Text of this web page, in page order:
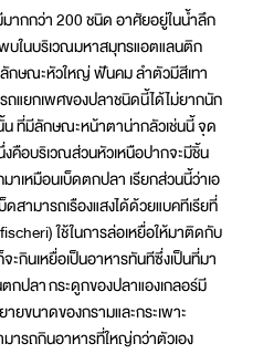
ากกว่า 200 ชนิด อาศัยอยู่ในน้ำลึก
บในบริเวณมหาสมุทรแอตแลนติก
กษณะหัวใหญ่ ฟันคม ลำตัวมีสีเทา
ถแยกเพศของปลาชนิดนี้ได้ไม่ยากนัก
น ที่มีลักษณะหน้าตาน่ากลัวเช่นนี้ จุด
คือบริเวณส่วนหัวเหนือปากจะมีชิ้น
เหมือนเบ็ดตกปลา เรียกส่วนนี้ว่าเอ
สามารถเรืองแสงได้ด้วยแบคทีเรียที่
ใช้ในการล่อเหยื่อให้มาติดกับ
ะกินเหยื่อเป็นอาหารทันทีซึ่งเป็นที่มา
ปลา กระดูกของปลาแองเกลอร์มี
ยขนาดของกรามและกระเพาะ
มารถกินอาหารที่ใหญ่กว่าตัวเอง